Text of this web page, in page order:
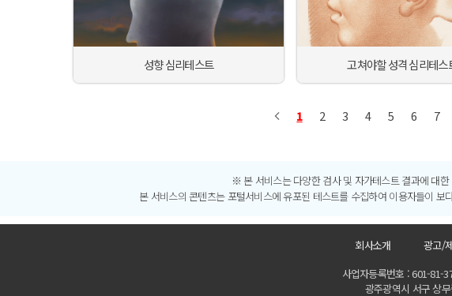
성향 심리테스트 고쳐야할 성격 심리테스
1 2 3 4 5 6 7
※ 본 서비스는 다양한 검사 및 자가테스트 결과에 대
본 서비스의 콘텐츠는 포털서비스에 유포된 테스트를 수집하여 이용자들이
회사소개 광고/
사업자등록번호 : 601-81-
광주광역시 서구 상